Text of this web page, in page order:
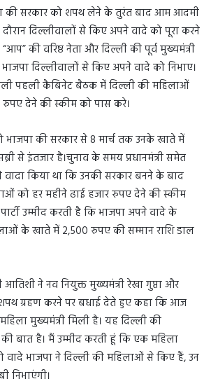
की सरकार को शपथ लेने के तुरंत बाद आम आदमी
दौरान दिल्लीवालों से किए अपने वादे को पूरा करने
की वरिष्ठ नेता और दिल्ली की पूर्व मुख्यमंत्री
दिल्लीवालों से किए अपने वादे को निभाए।
पहली कैबिनेट बैठक में दिल्ली की महिलाओं
रुपए देने की स्कीम को पास करे।
भाजपा की सरकार से 8 मार्च तक उनके खाते में
से इंतजार है।चुनाव के समय प्रधानमंत्री समेत
किया था कि उनकी सरकार बनने के बाद
को हर महीने ढाई हजार रुपए देने की स्कीम
उम्मीद करती है कि भाजपा अपने वादे के
के खाते में 2,500 रुपए की सम्मान राशि डाल
आतिशी ने नव नियुक्त मुख्यमंत्री रेखा गुप्ता और
ग्रहण करने पर बधाई देते हुए कहा कि आज
मुख्यमंत्री मिली है। यह दिल्ली की
बात है। मैं उम्मीद करती हूं कि एक महिला
वादे भाजपा ने दिल्ली की महिलाओं से किए हैं, उन
निभाएंगी।